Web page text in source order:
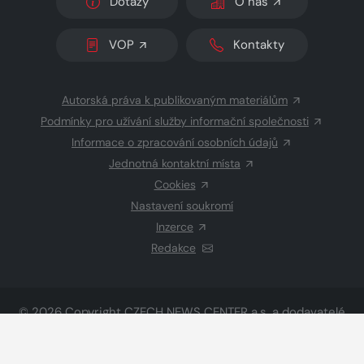
VOP Kontakty
Autorská práva k publikovaným materiálům
Podmínky pro užívání služby informační společnosti
Informace o zpracování osobních údajů
Jednotná kontaktní místa
Cookies
Nastavení soukromí
Inzerce
Redakce
© 2026 CopyrightCZECH NEWS CENTER a.s.a dodavatelé